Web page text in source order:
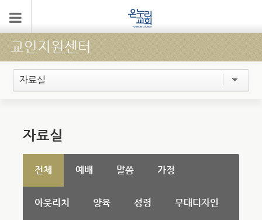
교인지원센터
자료실
자료실
전체 예배 말씀 가정
아웃리치 양육 성령 무대디자인